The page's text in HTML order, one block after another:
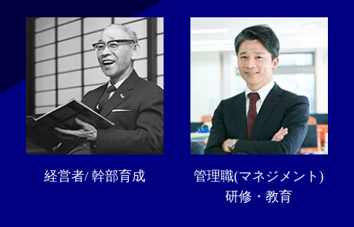
経営者/ 幹部育成
管理職(マネジメント)
研修・教育